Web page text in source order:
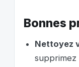
Bonnes
Nettoyez
supprimez